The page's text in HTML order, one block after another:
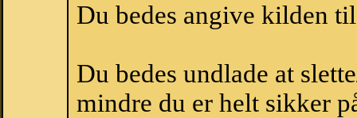
Du bedes angive kilden
Du bedes undlade at
mindre du er helt sikker